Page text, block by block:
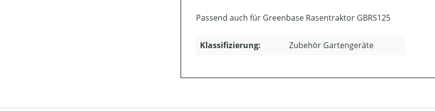
Passend auch für Greenbase Rasentraktor GBRS125
Klassifizierung: Zubehör Gartengeräte